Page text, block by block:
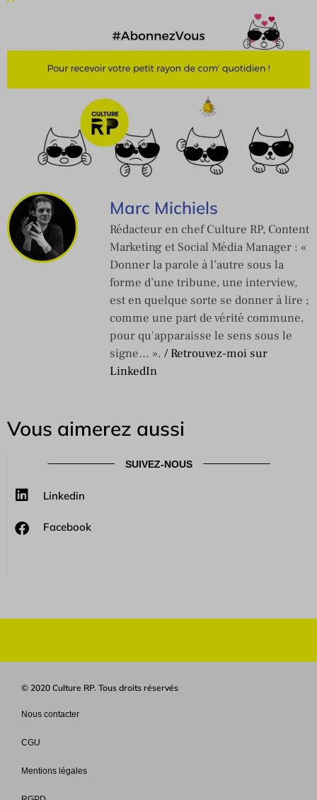
Marc Michiels
Rédacteur en chef Culture RP, Content
Marketing et Social Média Manager : «
Donner la parole à l’autre sous la
forme d’une tribune, une interview,
est en quelque sorte se donner à lire ;
comme une part de vérité commune,
pour qu'apparaisse le sens sous le
signe… ». / Retrouvez-moi sur
LinkedIn
Vous aimerez aussi
SUIVEZ-NOUS
Linkedin
Facebook
© 2020 Culture RP. Tous droits réservés
Nous contacter
CGU
Mentions légales